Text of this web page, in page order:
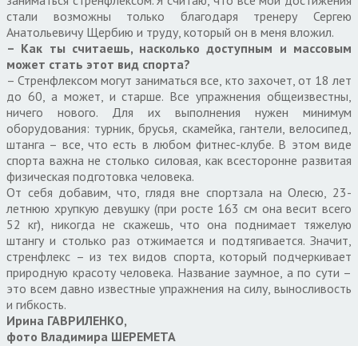
стали возможны только благодаря тренеру Сергею
Анатольевичу Щербию и труду, который он в меня вложил.
– Как ты считаешь, насколько доступным и массовым
может стать этот вид спорта?
– Стренфлексом могут заниматься все, кто захочет, от 18 лет
до 60, а может, и старше. Все упражнения общеизвестны,
ничего нового. Для их выполнения нужен минимум
оборудования: турник, брусья, скамейка, гантели, велосипед,
штанга – все, что есть в любом фитнес-клубе. В этом виде
спорта важна не столько силовая, как всесторонне развитая
физическая подготовка человека.
От себя добавим, что, глядя вне спортзала на Олесю, 23-
летнюю хрупкую девушку (при росте 163 см она весит всего
52 кг), никогда не скажешь, что она поднимает тяжелую
штангу и столько раз отжимается и подтягивается. Значит,
стренфлекс – из тех видов спорта, который подчеркивает
природную красоту человека. Название заумное, а по сути –
это всем давно известные упражнения на силу, выносливость
и гибкость.
Ирина ГАВРИЛЕНКО,
фото Владимира ШЕРЕМЕТА